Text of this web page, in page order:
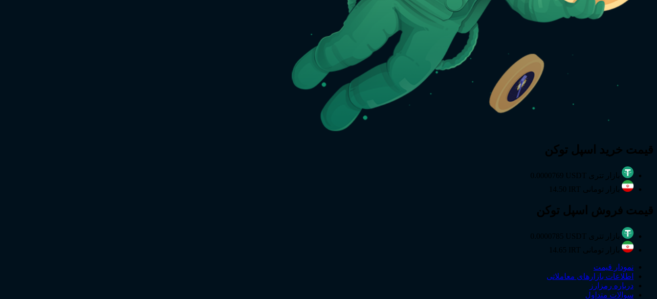
قیمت خرید اسپل توکن
بازار تتری 0.0000769 USDT
بازار تومانی 14.50 IRT
قیمت فروش اسپل توکن
بازار تتری 0.0000785 USDT
بازار تومانی 14.65 IRT
نمودار قیمت
اطلاعات بازارهای معاملاتی
درباره رمزارز
سوالات متداول